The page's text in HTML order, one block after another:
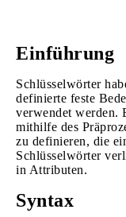
Einführung
Schlüsselwörter
definierte feste
verwendet werden.
mithilfe des
zu definieren, die
Schlüsselwörter
in Attributen.
Syntax